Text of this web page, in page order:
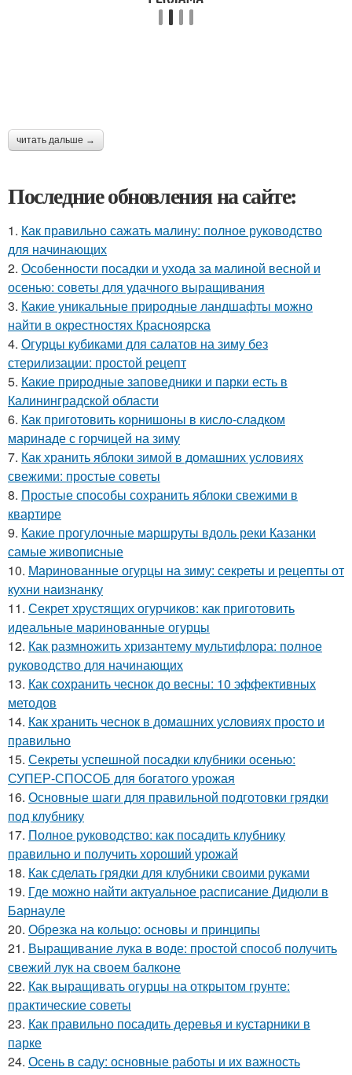
читать дальше →
Последние обновления на сайте:
1. Как правильно сажать малину: полное руководство
для начинающих
2. Особенности посадки и ухода за малиной весной и
осенью: советы для удачного выращивания
3. Какие уникальные природные ландшафты можно
найти в окрестностях Красноярска
4. Огурцы кубиками для салатов на зиму без
стерилизации: простой рецепт
5. Какие природные заповедники и парки есть в
Калининградской области
6. Как приготовить корнишоны в кисло-сладком
маринаде с горчицей на зиму
7. Как хранить яблоки зимой в домашних условиях
свежими: простые советы
8. Простые способы сохранить яблоки свежими в
квартире
9. Какие прогулочные маршруты вдоль реки Казанки
самые живописные
10. Маринованные огурцы на зиму: секреты и рецепты от
кухни наизнанку
11. Секрет хрустящих огурчиков: как приготовить
идеальные маринованные огурцы
12. Как размножить хризантему мультифлора: полное
руководство для начинающих
13. Как сохранить чеснок до весны: 10 эффективных
методов
14. Как хранить чеснок в домашних условиях просто и
правильно
15. Секреты успешной посадки клубники осенью:
СУПЕР-СПОСОБ для богатого урожая
16. Основные шаги для правильной подготовки грядки
под клубнику
17. Полное руководство: как посадить клубнику
правильно и получить хороший урожай
18. Как сделать грядки для клубники своими руками
19. Где можно найти актуальное расписание Дидюли в
Барнауле
20. Обрезка на кольцо: основы и принципы
21. Выращивание лука в воде: простой способ получить
свежий лук на своем балконе
22. Как выращивать огурцы на открытом грунте:
практические советы
23. Как правильно посадить деревья и кустарники в
парке
24. Осень в саду: основные работы и их важность